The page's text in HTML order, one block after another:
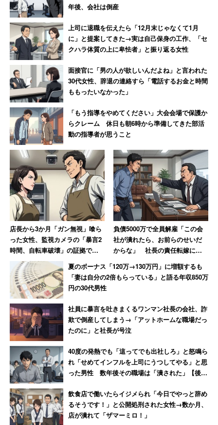
年後、会社は倒産
上司に退職を伝えたら「12月末じゃなくて1月
に」と提案してきた→実は自己保身の工作、「セ
クハラ体質の上に卑怯者」と振り返る女性
面接官に「男の人が欲しいんだよね」と言われた
30代女性、辞退の連絡すら「電話するお金と時間
ももったいなかった」
「もう指導をやめてください」大会会場で保護か
らクレーム 休日も朝6時から準備してきた部活
動の指導者が思うこと
店長から3か月「ガン無視」喰ら
った女性、監視カメラの「暴言2
時間、自転車破壊」の証拠で反
撃 → 店長はクビ、その後店も潰
れる
負債5000万で全員解雇「この会
社が潰れたら、お前らのせいだ
からな」 社長の責任転嫁に絶
夏のボーナス「120万→130万円」に増額するも
「妻は自分の2倍もらっている」と語る年収850万
円の30代男性
社員に暴言を吐きまくるワンマン社長の会社、詐
欺で倒産してしまう→「アットホームな職場だっ
たのに」と社長が号泣
40度の発熱でも「這ってでも出社しろ」と怒鳴ら
れ「せめてインフルを上司にうつしてやる」と思
った男性 数年後その職場は「潰された」【後
飲食店で働いたらイジメられ「今日でやっと辞め
るそうです！」と公開処刑された女性→数か月、
店が潰れて「ザマーミロ！」